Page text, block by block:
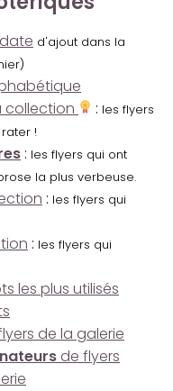
d'ajout dans la
collection : les flyers
!
: les flyers qui ont
la plus verbeuse.
: les flyers qui
: les flyers qui
les plus utilisés
de la galerie
de flyers